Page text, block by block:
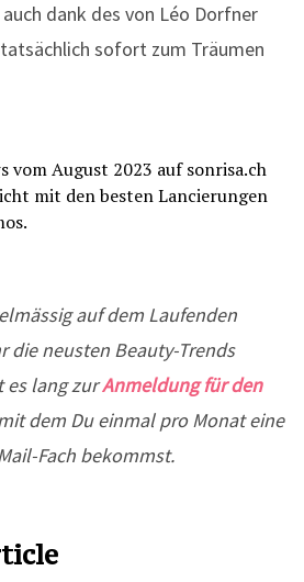
dank des von Léo Dorfner
sofort zum Träumen
auf dem Laufenden
die neusten Beauty-Trends
es lang zurAnmeldung für den
dem Du einmal pro Monat eine
Fach bekommst.